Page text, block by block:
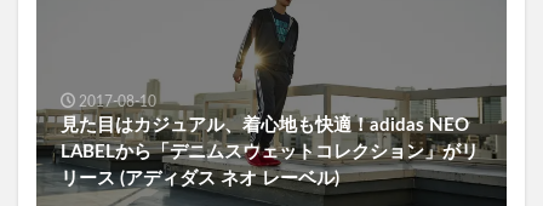
2017-08-10
見た目はカジュアル、着心地も快適！adidas NEO
LABELから「デニムスウェットコレクション」がリ
リース (アディダス ネオ レーベル)